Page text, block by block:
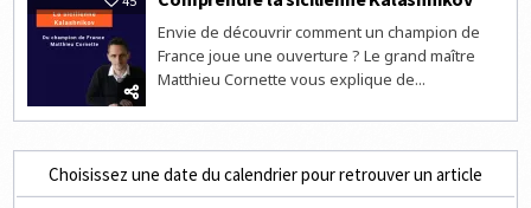
Envie de découvrir comment un champion de
France joue une ouverture ? Le grand maître
Matthieu Cornette vous explique de...
Choisissez une date du calendrier pour retrouver un article